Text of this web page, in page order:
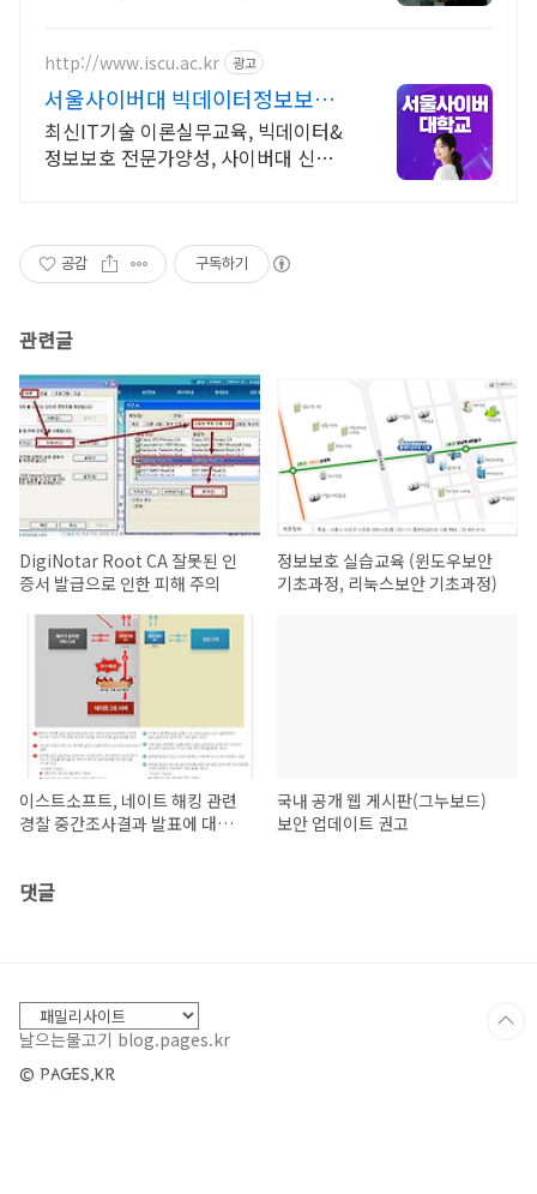
http://www.iscu.ac.kr 광고
서울사이버대 빅데이터정보보호
2026 가을학기 신편입생
최신IT기술 이론실무교육, 빅데이터&
정보보호 전문가양성, 사이버대 신입
공감 구독하기
관련글
DigiNotar Root CA 잘못된 인
증서 발급으로 인한 피해 주의
정보보호 실습교육 (윈도우보안
기초과정, 리눅스보안 기초과정)
이스트소프트, 네이트 해킹 관련
경찰 중간조사결과 발표에 대한
국내 공개 웹 게시판(그누보드)
보안 업데이트 권고
댓글
날으는물고기 blog.pages.kr
© PAGES.KR